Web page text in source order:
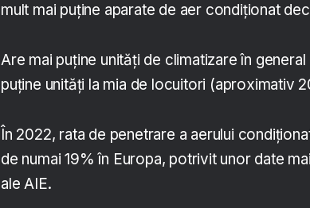
mult mai puține aparate de aer condiționat
Are mai puține unități de climatizare în
puține unități la mia de locuitori (aproximativ
În 2022, rata de penetrare a aerului
de numai 19% în Europa, potrivit unor date
ale AIE.